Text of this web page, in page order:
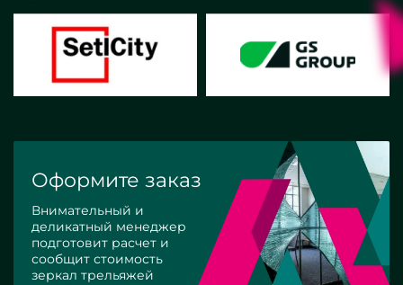
Оформите заказ
Внимательный и
деликатный менеджер
подготовит расчет и
сообщит стоимость
зеркал трельяжей